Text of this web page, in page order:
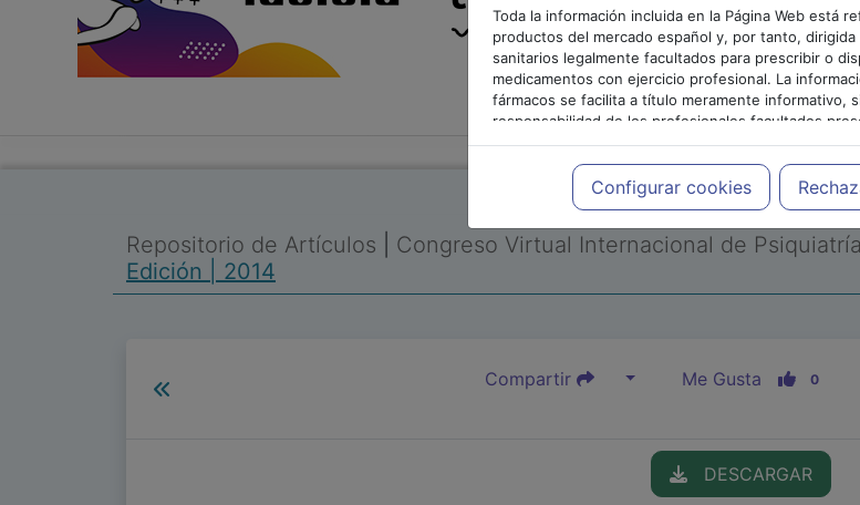
Toda la información incluida en la Página Web está
productos del mercado español y, por tanto, dirigida
sanitarios legalmente facultados para prescribir o
medicamentos con ejercicio profesional. La
fármacos se facilita a título meramente informativo,
responsabilidad de los profesionales facultados
medicamentos y decidir, en cada caso concreto, el
adecuado a las necesidades del paciente.
Configurar cookies
PUBLICIDAD
Repositorio de Artículos Congreso Virtual Internacional de
Edición | 2014
Compartir Me Gusta 0
DESCARGAR